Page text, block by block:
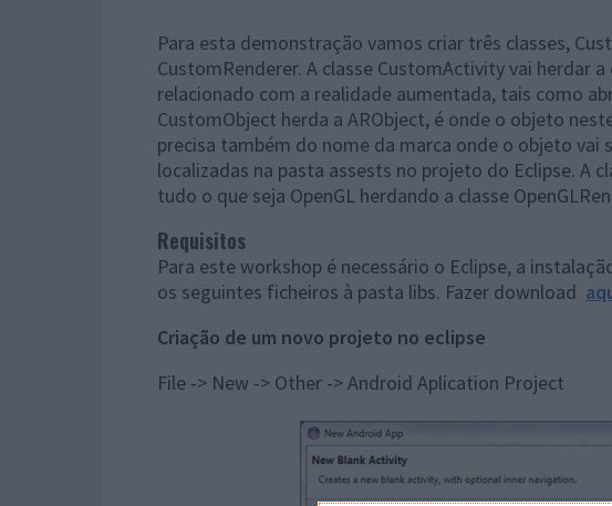
Para esta demonstração vamos criar três classes,
CustomRenderer. A classe CustomActivity vai herdar
relacionado com a realidade aumentada, tais como
CustomObject herda a ARObject, é onde o objeto
precisa também do nome da marca onde o objeto vai
localizadas na pasta assests no projeto do Eclipse. A
tudo o que seja OpenGL herdando a classe
Requisitos
Para este workshop é necessário o Eclipse, a
os seguintes ficheiros à pasta libs. Fazer download
Criação de um novo projeto no eclipse
File -> New -> Other -> Android Aplication Project